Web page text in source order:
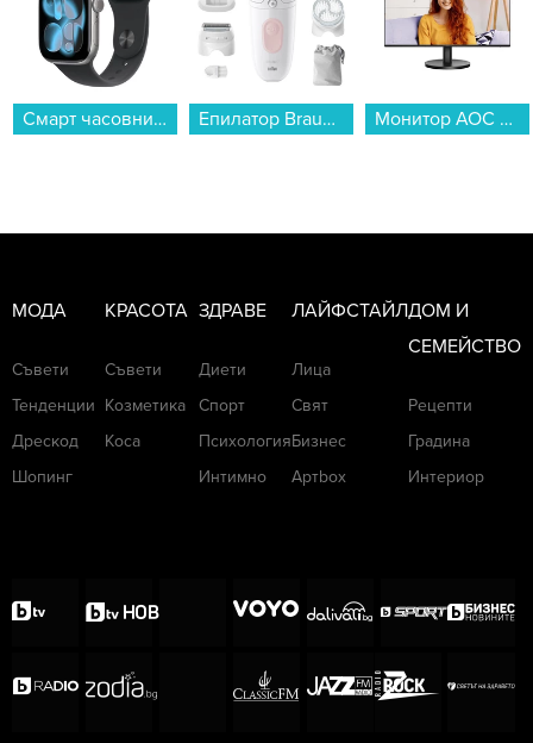
Смарт часовник Apple Watch 11 42mm Space Grey/Black Band S/M meqw4 , 1.80 , 64 , Apple S10 SiP 64-bit Dual Core... Епилатор Braun SE 7-060... Монитор AOC 24B3HA2 , 23.80...
МОДА
Съвети
Тенденции
Дрескод
Шопинг
КРАСОТА
Съвети
Козметика
Коса
ЗДРАВЕ
Диети
Спорт
Психология
Интимно
ЛАЙФСТАЙЛ
Лица
Свят
Бизнес
Артbox
ДОМ И
СЕМЕЙСТВО
Рецепти
Градина
Интериор